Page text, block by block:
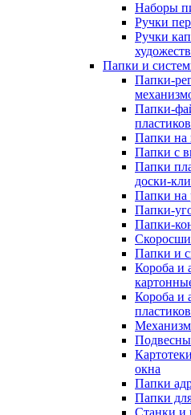
Наборы
Ручки
Ручки
Папки и
Папки-
Папки-
Папки на
Папки с
Папки
доски-
Папки на
Папки-
Папки-
Папки и
Короба и
Короба и
окна
Папки
Папки
Станки и